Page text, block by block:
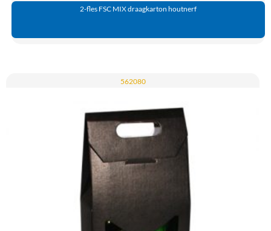
2-fles FSC MIX draagkarton houtnerf
562080